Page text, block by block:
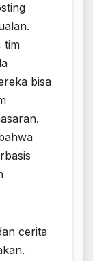
tim
bisa
cerita